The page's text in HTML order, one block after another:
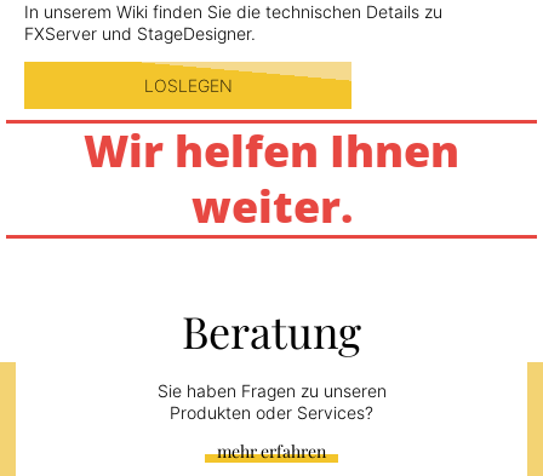
In unserem Wiki finden Sie die technischen Details zu
FXServer und StageDesigner.
LOSLEGEN
Wir helfen Ihnen
weiter.
Beratung
Sie haben Fragen zu unseren
Produkten oder Services?
mehr erfahren